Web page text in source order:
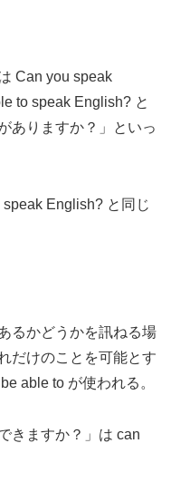
Can you speak
to speak English? と
ありますか？」といっ
English? と同じ
るかどうかを訊ねる場
だけのことを可能とす
able to が使われる。
きますか？」は can